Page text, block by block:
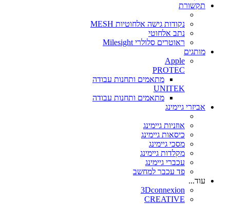
תקשורת
נקודות גישה אלחוטיות MESH
נתב אלחוטי
ראוטרים סלולרי Milesight
מותגים
Apple
PROTEC
מתאמים ותחנות עבודה
UNITEK
מתאמים ותחנות עבודה
אביזרי גיימינג
אוזניות גיימינג
כיסאות גיימינג
מסכי גיימינג
מקלדות גיימינג
עכברי גיימינג
פד עכבר למחשב
עוד...
3Dconnexion
CREATIVE